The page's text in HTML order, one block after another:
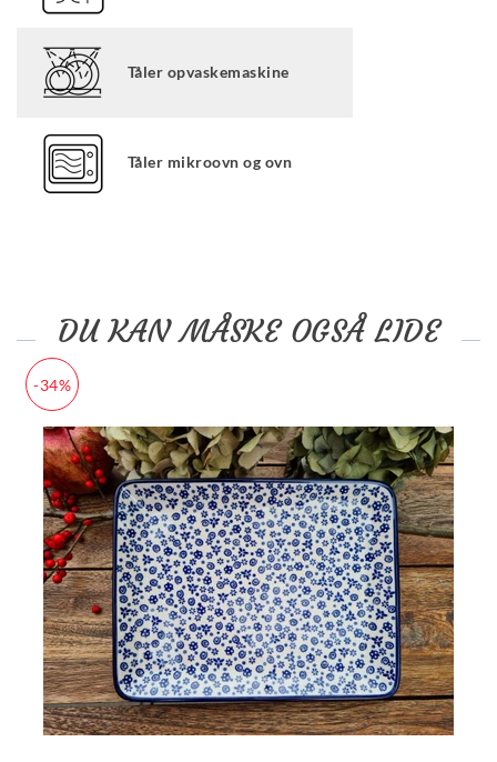
Tåler opvaskemaskine
Tåler mikroovn og ovn
DU KAN MÅSKE OGSÅ LIDE
-34%